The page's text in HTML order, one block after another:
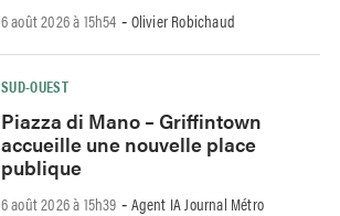
6 août 2026 à 15h54 - Olivier Robichaud
SUD-OUEST
Piazza di Mano – Griffintown
accueille une nouvelle place
publique
6 août 2026 à 15h39 - Agent IA Journal Métro